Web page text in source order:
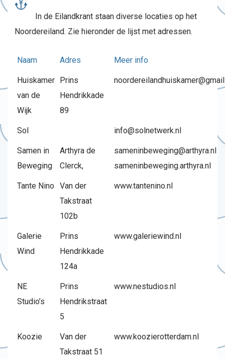
In de Eilandkrant staan diverse locaties op het
Noordereiland. Zie hieronder de lijst met adressen.
Naam Adres Meer info
Huiskamer
van de
Wijk
Prins
Hendrikkade
89
Sol info@solnetwerk.nl
Samen in
Beweging
Arthyra de
Clerck,
sameninbeweging@arthyra.nl
sameninbeweging.arthyra.nl
Tante Nino Van der
Takstraat
102b
www.tantenino.nl
Galerie
Wind
Prins
Hendrikkade
124a
www.galeriewind.nl
NE
Studio’s
Prins
Hendrikstraat
5
www.nestudios.nl
Koozie
Van der
Takstraat 51
www.koozierotterdam.nl